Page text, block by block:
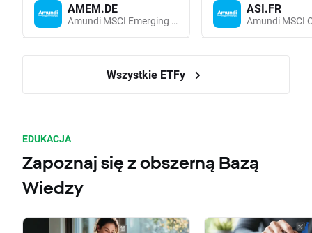
AMEM.DE
Amundi MSCI Emerging Markets UCITS (Acc EUR)
ASI.FR
Wszystkie ETFy
EDUKACJA
Zapoznaj się z obszerną Bazą
Wiedzy